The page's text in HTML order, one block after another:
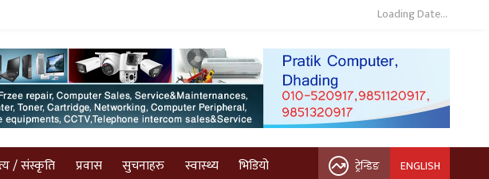
Loading Date...
/ संस्कृति प्रवास सुचनाहरु स्वास्थ्य भिडियो ट्रेन्डिङ ENGLISH